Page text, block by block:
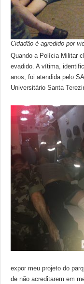
Cidadão é agredido por
Quando a Polícia Militar
evadido. A vítima,
anos, foi atendida pelo
Universitário Santa
expor meu projeto do
de não acreditarem em